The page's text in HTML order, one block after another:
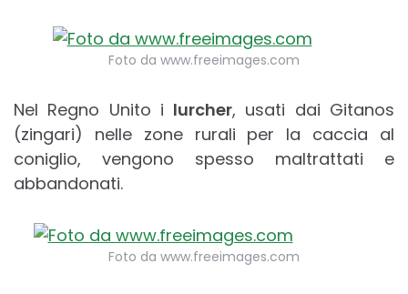
Foto da www.freeimages.com
Nel Regno Unito i lurcher, usati dai Gitanos
(zingari) nelle zone rurali per la caccia al
coniglio, vengono spesso maltrattati e
abbandonati.
Foto da www.freeimages.com